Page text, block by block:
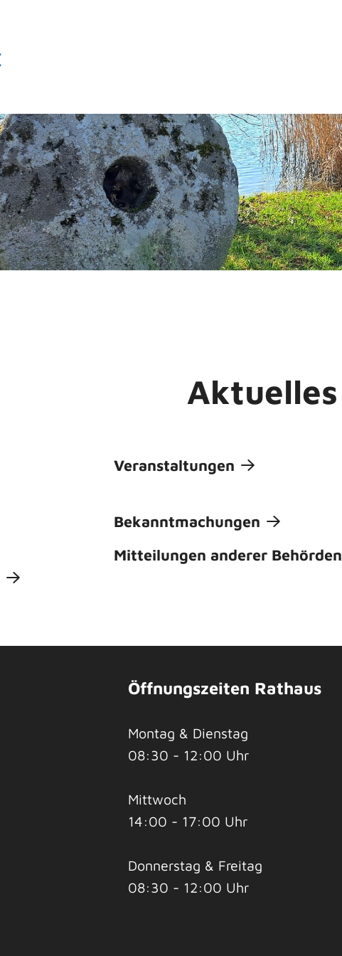
Aktuelles
Veranstaltungen
Bekanntmachungen
Mitteilungen anderer Behörden
Öffnungszeiten Rathaus
Montag & Dienstag
08:30 - 12:00 Uhr
Mittwoch
14:00 - 17:00 Uhr
Donnerstag & Freitag
08:30 - 12:00 Uhr